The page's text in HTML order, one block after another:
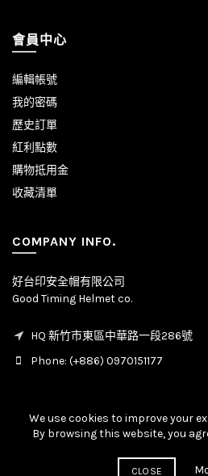
會員中心
編輯帳號
我的密碼
歷史訂單
紅利點數
購物抵用金
收藏清單
COMPANY INFO.
好台印安全帽有限公司
Good Timing Helmet co.
HQ 新竹市東區中華路一段286號
Phone: (+886) 0970151177
We use cookies to improve your
By browsing this website, you
CLOSE